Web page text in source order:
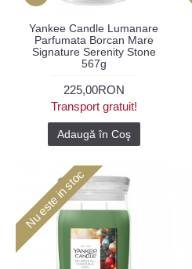
Yankee Candle Lumanare
Parfumata Borcan Mare
Signature Serenity Stone
567g
225,00RON
Transport gratuit!
Adaugă în Coş
Nu este in stoc